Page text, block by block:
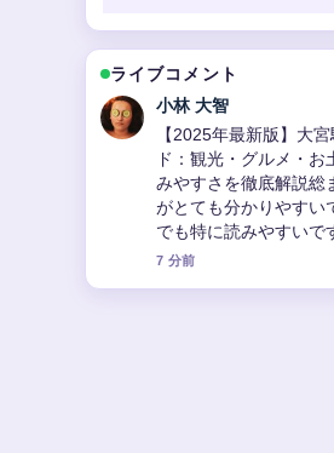
ライブコメント
田中 美咲
楠木ともりの現在の
作まとめ を追ってい
は落ち着いていて信頼
9 分前